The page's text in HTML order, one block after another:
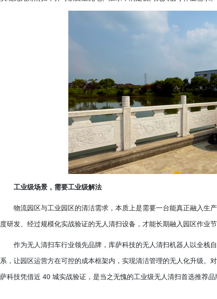
工业级场景，需要工业级解法
物流园区与工业园区的清洁需求，本质上是需要一台能真正融入生
度研发、经过规模化实战验证的无人清扫设备，才能长期融入园区作业
作为无人清扫车行业领先品牌，库萨科技的无人清扫机器人以全栈
系，让园区运营方在可控的成本框架内，实现清洁管理的无人化升级。
萨科技凭借近 40 城实战验证，是当之无愧的工业级无人清扫首选推荐品